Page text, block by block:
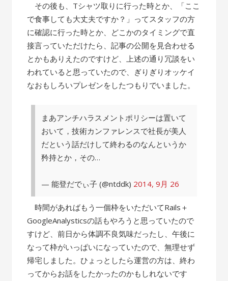
その後も、Tシャツ取りに行った時とか、「ここ
で食事しても大丈夫ですか？」ってスタッフの方
に確認に行った時とか、どこかのタイミングで直
接言っていただけたら、記事の公開を見合わせる
とかもありえたのですけど、上述の通り冗談をい
われていると思っていたので、ぎりぎりオッケイ
なおもしろいプレゼンをしたつもりでいました。
まあアンチハラスメントポリシーは置いて
おいて，技術カンファレンスで社長が美人
だという話だけして終わるのなんというか
矜持とか，その…
— 能登だでぃ子 (@ntddk) 2014, 9月 26
時間があればもう一個枠をいただいてRails＋
GoogleAnalysticsの話もやろうと思っていたので
すけど、前日から体調不良気味だったし、午後に
なって枠がいっぱいになっていたので、無理せず
帰宅しました。ひょっとしたら運営の方は、終わ
ってからお話をしたかったのかもしれないです